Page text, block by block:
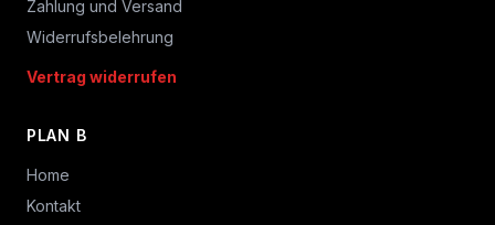
Zahlung und Versand
Widerrufsbelehrung
Vertrag widerrufen
PLAN B
Home
Kontakt